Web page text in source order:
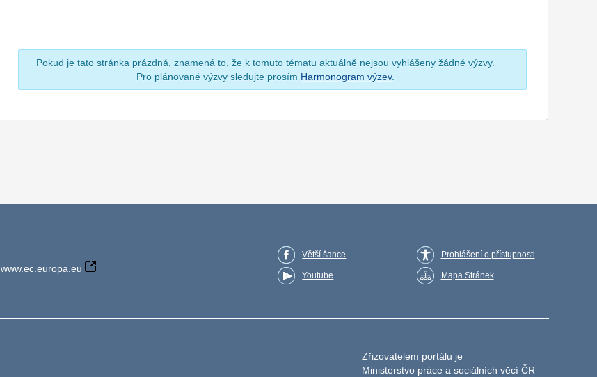
Pokud je tato stránka prázdná, znamená to, že k tomuto tématu aktuálně nejsou vyhlášeny žádné výzvy.
Pro plánované výzvy sledujte prosím Harmonogram výzev.
www.ec.europa.eu
Větší šance
Youtube
Prohlášení o přístupnosti
Mapa Stránek
Zřizovatelem portálu je
Ministerstvo práce a sociálních věcí ČR